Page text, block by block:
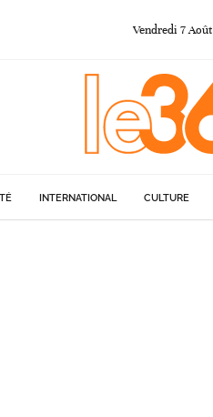
Vendredi 7Août
INTERNATIONAL CULTURE